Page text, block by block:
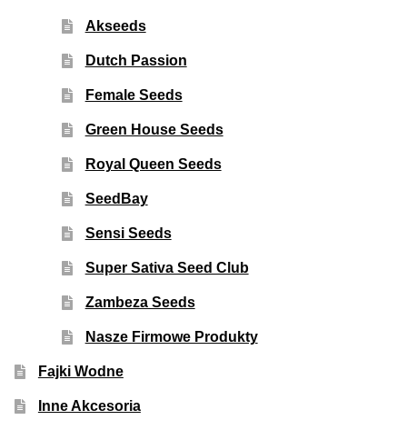
Akseeds
Dutch Passion
Female Seeds
Green House Seeds
Royal Queen Seeds
SeedBay
Sensi Seeds
Super Sativa Seed Club
Zambeza Seeds
Nasze Firmowe Produkty
Fajki Wodne
Inne Akcesoria